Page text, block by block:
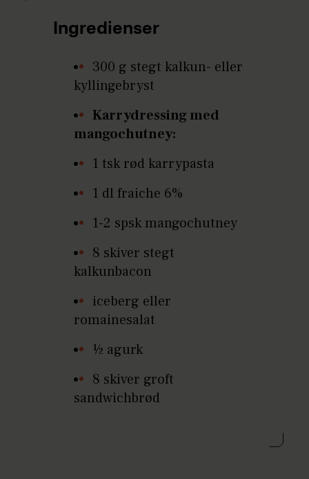
Ingredienser
300 g stegt kalkun- eller
kyllingebryst
Karrydressing med
mangochutney:
1 tsk rød karrypasta
1 dl fraiche 6%
1-2 spsk mangochutney
8 skiver stegt
kalkunbacon
iceberg eller
romainesalat
½ agurk
8 skiver groft
sandwichbrød